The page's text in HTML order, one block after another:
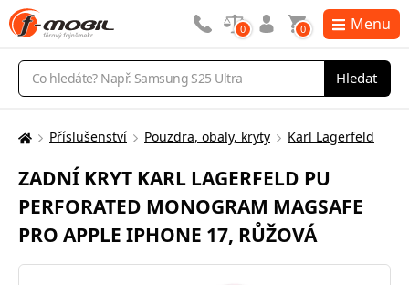
Vyhledávání
Hledat
0 0 Menu
Zde
nacházíte:
Příslušenství Pouzdra, obaly, kryty Karl Lagerfeld
ZADNÍ KRYT KARL LAGERFELD PU
PERFORATED MONOGRAM MAGSAFE
PRO APPLE IPHONE 17, RŮŽOVÁ